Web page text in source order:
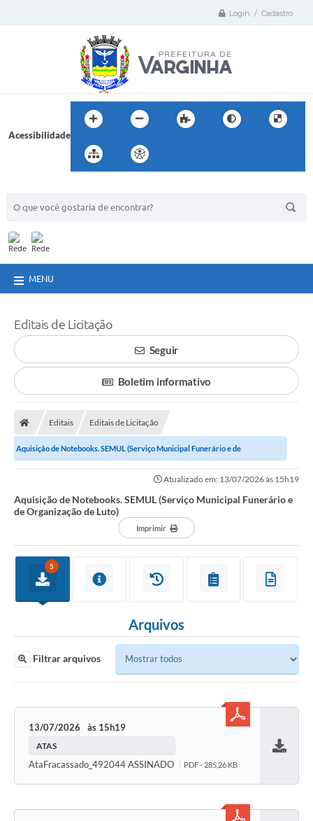
Login / Cadastro
Acessibilidade
MENU
Editais de Licitação
Seguir
Boletim informativo
Editais Editais de Licitação
Aquisição de Notebooks. SEMUL (Serviço Municipal Funerário e de
Atualizado em: 13/07/2026 às 15h19
Aquisição de Notebooks. SEMUL (Serviço Municipal Funerário e
de Organização de Luto)
Imprimir
5
Arquivos
Filtrar arquivos
13/07/2026 15h19
ATAS
AtaFracassado_492044 ASSINADO PDF - 285,26 KB